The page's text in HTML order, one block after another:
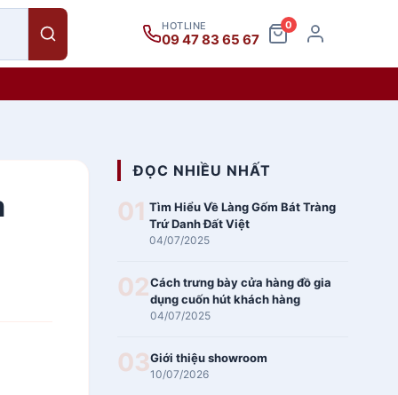
HOTLINE
09 47 83 65 67
0
ĐỌC NHIỀU NHẤT
01 Tìm Hiểu Về Làng Gốm Bát Tràng
Trứ Danh Đất Việt
04/07/2025
02Cách trưng bày cửa hàng đồ gia
dụng cuốn hút khách hàng
04/07/2025
03Giới thiệu showroom
10/07/2026